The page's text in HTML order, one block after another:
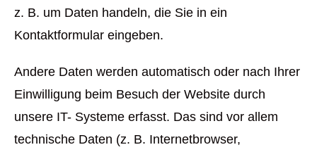
z. B. um Daten handeln, die Sie in ein
Kontaktformular eingeben.
Andere Daten werden automatisch oder nach Ihrer
Einwilligung beim Besuch der Website durch
unsere IT- Systeme erfasst. Das sind vor allem
technische Daten (z. B. Internetbrowser,